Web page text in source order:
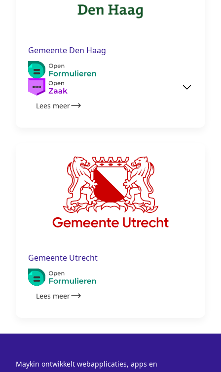
Gemeente Den Haag
Lees meer
Gemeente Utrecht
Lees meer
Maykin ontwikkelt webapplicaties, apps en